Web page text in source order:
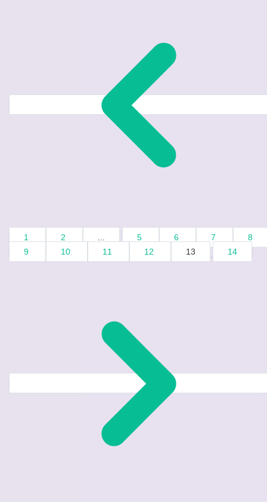
1 2 5 6 7
8
9
10 11 12 13 14